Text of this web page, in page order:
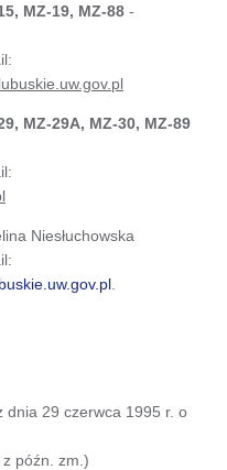
MZ-19, MZ-88 -
lubuskie.uw.gov.pl
MZ-29A, MZ-30, MZ-89
Niesłuchowska
dnia 29 czerwca 1995 r. o
późn. zm.)